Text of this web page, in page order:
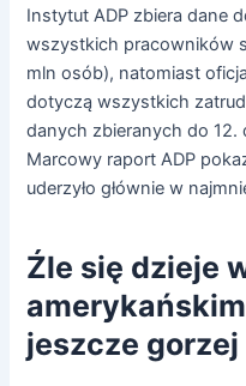
Instytut ADP zbiera dane
wszystkich pracowników
mln osób), natomiast
dotyczą wszystkich
danych zbieranych do 12.
Marcowy raport ADP
uderzyło głównie w
Źle się dzieje
jeszcze gorzej